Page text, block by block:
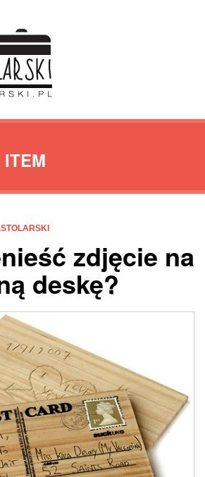
zdjęcie na
deskę?